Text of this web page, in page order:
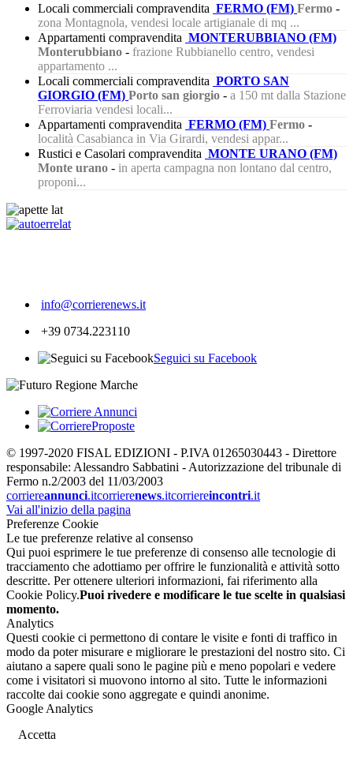
Locali commerciali compravendita FERMO (FM) Fermo -
zona Montagnola, vendesi locale artigianale di mq ...
Appartamenti compravendita MONTERUBBIANO (FM)
Monterubbiano - frazione Rubbianello centro, vendesi
appartamento ...
Locali commerciali compravendita PORTO SAN
GIORGIO (FM) Porto san giorgio - a 150 mt dalla Stazione
Ferroviaria vendesi locali...
Appartamenti compravendita FERMO (FM) Fermo -
località Casabianca in Via Girardi, vendesi appar...
Rustici e Casolari compravendita MONTE URANO (FM)
Monte urano - in aperta campagna non lontano dal centro,
proponi...
info@corrierenews.it
+39 0734.223110
Seguici su Facebook
© 1997-2020 FISAL EDIZIONI - P.IVA 01265030443 - Direttore
responsabile: Alessandro Sabbatini - Autorizzazione del tribunale di
Fermo n.2/2003 del 11/03/2003
corriereannunci.itcorrierenews.itcorriereincontri.it
Vai all'inizio della pagina
Preferenze Cookie
Le tue preferenze relative al consenso
Qui puoi esprimere le tue preferenze di consenso alle tecnologie di
tracciamento che adottiamo per offrire le funzionalità e attività sotto
descritte. Per ottenere ulteriori informazioni, fai riferimento alla
Cookie Policy.Puoi rivedere e modificare le tue scelte in qualsiasi
momento.
Analytics
Questi cookie ci permettono di contare le visite e fonti di traffico in
modo da poter misurare e migliorare le prestazioni del nostro sito. Ci
aiutano a sapere quali sono le pagine più e meno popolari e vedere
come i visitatori si muovono intorno al sito. Tutte le informazioni
raccolte dai cookie sono aggregate e quindi anonime.
Google Analytics
Accetta